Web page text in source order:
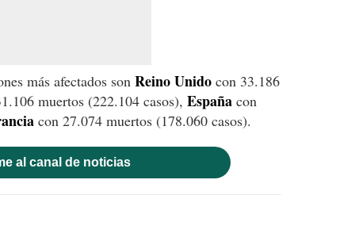
más afectados son Reino Unido con 33.186
muertos (222.104 casos), España con
con 27.074 muertos (178.060 casos).
al canal de noticias